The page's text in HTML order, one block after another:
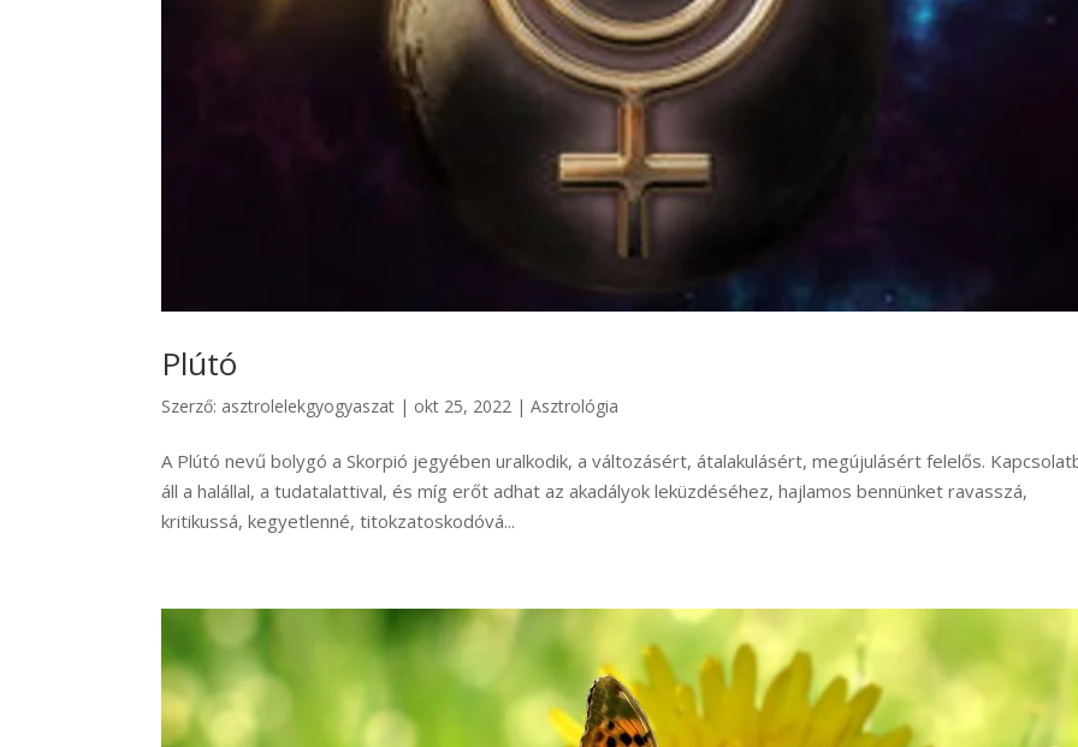
Plútó
Szerző: asztrolelekgyogyaszat | okt 25, 2022 |Asztrológia
A Plútó nevű bolygó a Skorpió jegyében uralkodik, a változásért, átalakulásért, megújulásért felelős.
áll a halállal, a tudatalattival, és míg erőt adhat az akadályok leküzdéséhez, hajlamos bennünket ravasszá,
kritikussá, kegyetlenné, titokzatoskodóvá...